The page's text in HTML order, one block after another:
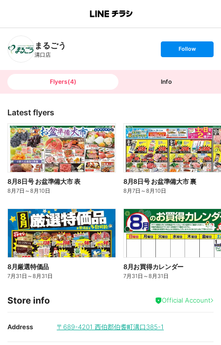
B
n
c
h
T
まるごう
溝口店
s
t
o
Follow
Flyers(4) Info
Latest flyers
8月8日号 お盆準備大市 表
8月7日 ～8月10日
8月8日号 お盆準備大市 裏
8月7日 ～8月10日
8月厳選特価品
7月31日 ～8月31日
8月お買得カレンダー
7月31日 ～8月31日
Store info Official Account
Address 〒689-4201 西伯郡伯耆町溝口385-1